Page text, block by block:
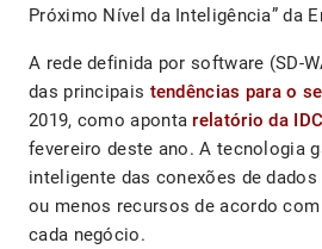
Próximo Nível da Inteligência” da
A rede definida por software (SD-
das principais tendências para o
2019, como apontarelatório da IDC
fevereiro deste ano. A tecnologia
inteligente das conexões de
ou menos recursos de acordo
cada negócio.